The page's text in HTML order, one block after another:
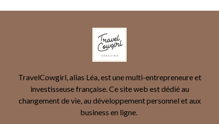
TravelCowgirl, alias Léa, est une multi-entrepreneure et
investisseuse française. Ce site web est dédié au
changement de vie, au développement personnel et aux
business en ligne.